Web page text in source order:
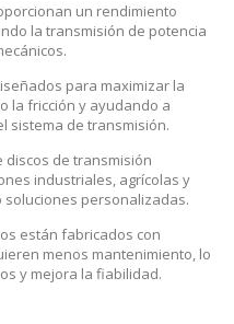
un rendimiento
la transmisión de potencia
para maximizar la
la fricción y ayudando a
sistema de transmisión.
discos de transmisión
industriales, agrícolas y
personalizadas.
están fabricados con
menos mantenimiento, lo
y mejora la fiabilidad.